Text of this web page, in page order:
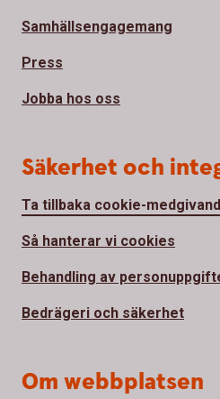
Samhällsengagemang
Press
Jobba hos oss
Säkerhet och
Ta tillbaka cookie-
Så hanterar vi cookies
Behandling av
Bedrägeri och säkerhet
Om webbplatsen